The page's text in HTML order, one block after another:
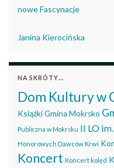
nowe Fascynacje
Janina Kierocińska
NA SKRÓTY…
Dom Kultury w
KsiążkiGmina Mokrsko
Publiczna w Mokrsku II LO
Honorowych Dawców Krwi
Koncert Koncert kolęd